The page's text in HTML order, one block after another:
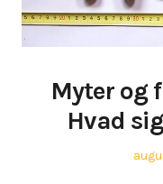
Myter og
Hvad